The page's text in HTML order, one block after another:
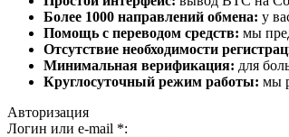
Более 1000 направлений обмена: у
Помощь с переводом средств: мы
Отсутствие необходимости
Минимальная верификация: для
Круглосуточный режим работы: мы
Авторизация
Логин или e-mail *: